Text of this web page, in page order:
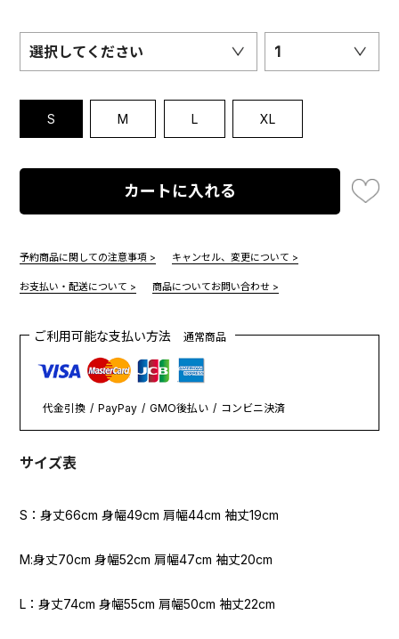
選択してください 1
S M L XL
カートに入れる
予約商品に関しての注意事項 > キャンセル、変更について >
お支払い・配送について > 商品についてお問い合わせ >
ご利用可能な支払い方法通常商品
代金引換 PayPay GMO後払い コンビニ決済
サイズ表
S：身丈66cm 身幅49cm 肩幅44cm 袖丈19cm
M:身丈70cm 身幅52cm 肩幅47cm 袖丈20cm
L：身丈74cm 身幅55cm 肩幅50cm 袖丈22cm